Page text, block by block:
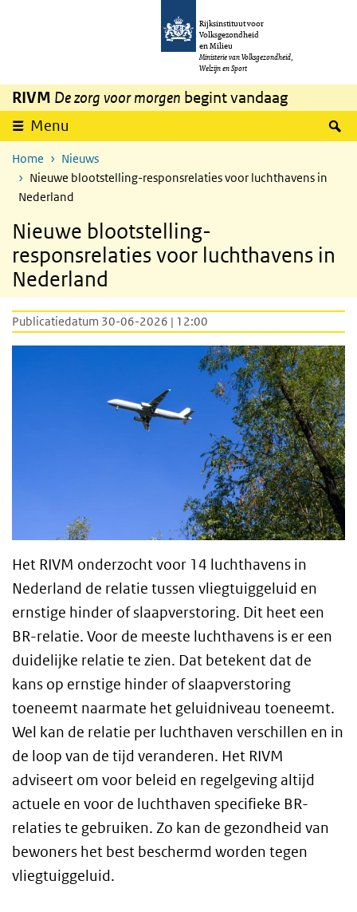
Overslaan en naar de inhoud gaan
Rijksinstituut voor
Volksgezondheid
en Milieu
Ministerie van Volksgezondheid,
Welzijn en Sport
RIVM De zorg voor morgen begint vandaag
Menu
Home
Nieuws
Nieuwe blootstelling-responsrelaties voor luchthavens in
Nederland
Nieuwe blootstelling-
responsrelaties voor luchthavens in
Nederland
Publicatiedatum 30-06-2026 | 12:00
Het RIVM onderzocht voor 14 luchthavens in
Nederland de relatie tussen vliegtuiggeluid en
ernstige hinder of slaapverstoring. Dit heet een
BR-relatie. Voor de meeste luchthavens is er een
duidelijke relatie te zien. Dat betekent dat de
kans op ernstige hinder of slaapverstoring
toeneemt naarmate het geluidniveau toeneemt.
Wel kan de relatie per luchthaven verschillen en in
de loop van de tijd veranderen. Het RIVM
adviseert om voor beleid en regelgeving altijd
actuele en voor de luchthaven specifieke BR-
relaties te gebruiken. Zo kan de gezondheid van
bewoners het best beschermd worden tegen
vliegtuiggeluid.